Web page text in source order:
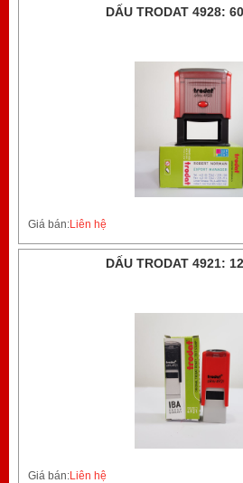
DẤU TRODAT 4928:
Giá bán:Liên hệ
DẤU TRODAT 4921:
Giá bán:Liên hệ